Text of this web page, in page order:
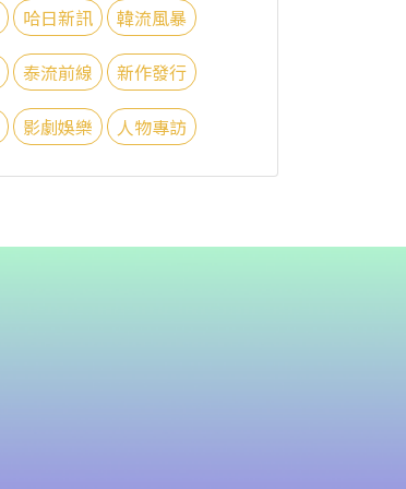
哈日新訊 韓流風暴
泰流前線 新作發行
影劇娛樂 人物專訪